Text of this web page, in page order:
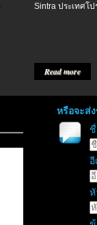
Sintra ประเทศโป
Read more
หรือจะส่
อี
หั